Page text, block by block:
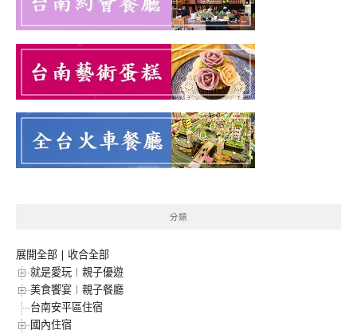
分類
展開全部 | 收合全部
就是愛玩︱親子優遊
美食饗宴︱親子餐廳
台南安平區住宿
國內住宿